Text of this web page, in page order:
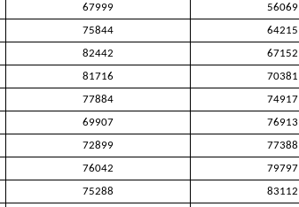
67999 56069
75844 64215
82442 67152
81716 70381
77884 74917
69907 76913
72899 77388
76042 79797
75288 83112